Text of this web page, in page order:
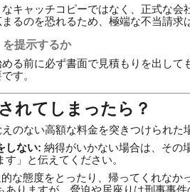
キャッチコピーではなく、正式な
るのを恐れるため、極端な不当請求
提示するか
る前に必ず書面で見積もりを出し
す。
れてしまったら？
のない高額な料金を突きつけられた
しない: 納得がいかない場合は、その
」と伝えてください。
な態度をとったり、帰ってくれな
りますが、脅迫や居座りは刑事事件